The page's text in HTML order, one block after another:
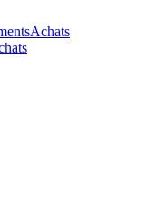
Achats